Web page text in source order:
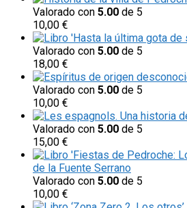
Valorado con 5.00 de 5
10,00 €
Valorado con 5.00 de 5
18,00 €
Valorado con 5.00 de 5
10,00 €
Valorado con 5.00 de 5
15,00 €
de la Fuente Serrano
Valorado con 5.00 de 5
10,00 €